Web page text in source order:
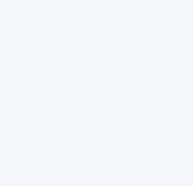
التهاب در سیستم عصبی
در مغز و افزایش ریسک